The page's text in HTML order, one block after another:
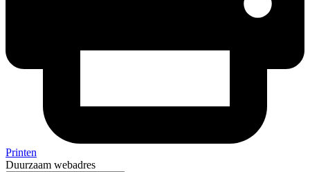
Printen
Duurzaam webadres